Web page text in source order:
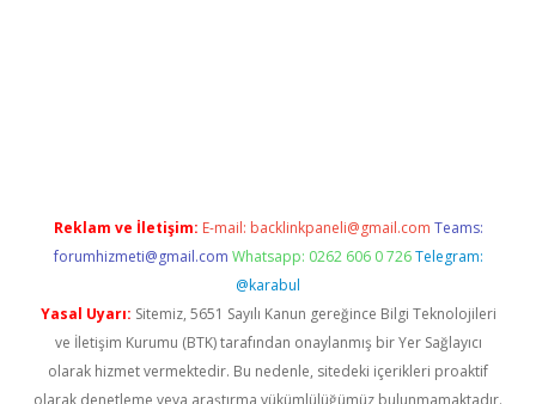
Reklam ve İletişim: E-mail: backlinkpaneli@gmail.com Teams:
forumhizmeti@gmail.com Whatsapp: 0262 606 0 726 Telegram:
@karabul
Yasal Uyarı: Sitemiz, 5651 Sayılı Kanun gereğince Bilgi Teknolojileri
ve İletişim Kurumu (BTK) tarafından onaylanmış bir Yer Sağlayıcı
olarak hizmet vermektedir. Bu nedenle, sitedeki içerikleri proaktif
olarak denetleme veya araştırma yükümlülüğümüz bulunmamaktadır.